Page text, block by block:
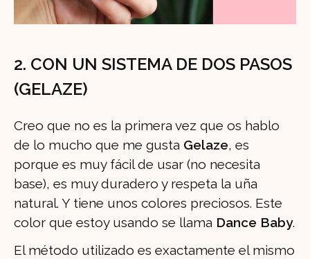
2. CON UN SISTEMA DE DOS PASOS
(GELAZE)
Creo que no es la primera vez que os hablo
de lo mucho que me gusta Gelaze, es
porque es muy fácil de usar (no necesita
base), es muy duradero y respeta la uña
natural. Y tiene unos colores preciosos. Este
color que estoy usando se llama Dance Baby.
El método utilizado es exactamente el mismo